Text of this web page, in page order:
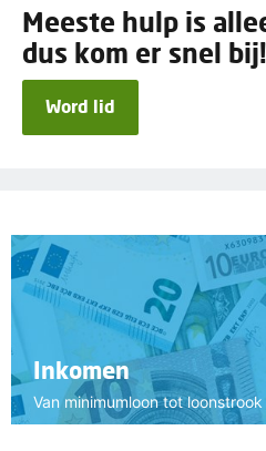
Meeste hulp is
dus kom er snel bij!
Word lid
Inkomen
Van minimumloon tot loonstrook